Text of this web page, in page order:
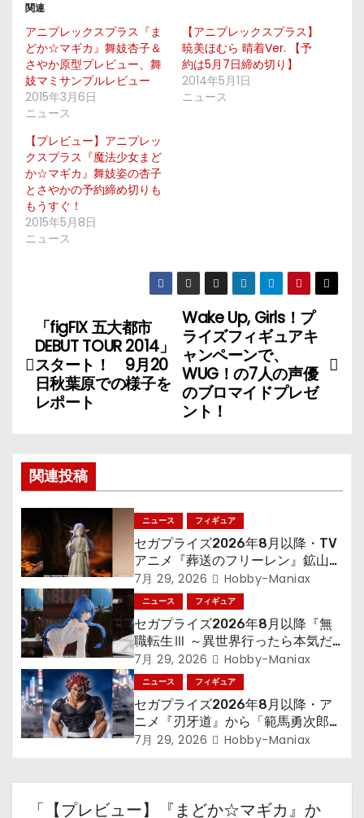
関連
アニプレックスプラス『ま
どか☆マギカ』舞妓杏子＆
さやか原型プレビュー、舞
妓マミサンプルレビュー
2015年3月6日
ニュース
【アニプレックスプラス】
暁美ほむら 晴着Ver. 【予
約は5月7日締め切り】
2014年5月1日
ニュース
【プレビュー】アニプレッ
クスプラス『魔法少女まど
か☆マギカ』舞妓姿の杏子
とさやかの予約締め切りも
もうすぐ！
2015年5月8日
ニュース
投
稿
ナ
ゲ
ー
シ
ョ
ン
Wake Up, Girls！プ
ライズフィギュアキ
ャンペーンで、
WUG！の7人の声優
のブロマイドプレゼ
ント！
「figFIX 五大都市
DEBUT TOUR 2014」
スタート！ 9月20
日秋葉原での様子を
レポート
関連投稿
ニュース フィギュア
セガプライズ2026年8月以降・TV
アニメ『葬送のフリーレン』鉱山で
300年働くことになっっちゃった
「フリーレン」を立体化！
7月 29, 2026 Hobby-Maniax
ニュース フィギュア
セガプライズ2026年8月以降『無
職転生Ⅲ ～異世界行ったら本気だ
す～』から「ロキシー」のフィギュ
アが登場！
7月 29, 2026 Hobby-Maniax
ニュース フィギュア
セガプライズ2026年8月以降・ア
ニメ『刃牙道』から「範馬勇次郎」
が登場ッッ!!
7月 29, 2026 Hobby-Maniax
「【プレビュー】『まどか☆マギカ』か